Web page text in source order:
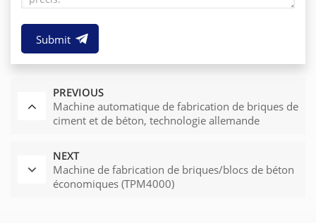
Submit
PREVIOUS
Machine automatique de fabrication de briques de
ciment et de béton, technologie allemande
NEXT
Machine de fabrication de briques/blocs de béton
économiques (TPM4000)